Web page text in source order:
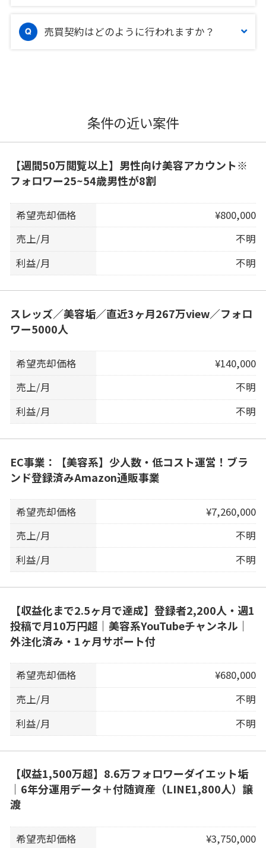
売買契約はどのように行われますか？
条件の近い案件
【週間50万閲覧以上】男性向け美容アカウント※
フォロワー25~54歳男性が8割
希望売却価格
¥800,000
売上/月
不明
利益/月
不明
スレッズ／美容垢／直近3ヶ月267万view／フォロ
ワー5000人
希望売却価格
¥140,000
売上/月
不明
利益/月
不明
EC事業：【美容系】少人数・低コスト運営！ブラ
ンド登録済みAmazon通販事業
希望売却価格
¥7,260,000
売上/月
不明
利益/月
不明
【収益化まで2.5ヶ月で達成】登録者2,200人・週1
投稿で月10万円超｜美容系YouTubeチャンネル｜
外注化済み・1ヶ月サポート付
希望売却価格
¥680,000
売上/月
不明
利益/月
不明
【収益1,500万超】8.6万フォロワーダイエット垢
｜6年分運用データ＋付随資産（LINE1,800人）譲
渡
希望売却価格
¥3,750,000